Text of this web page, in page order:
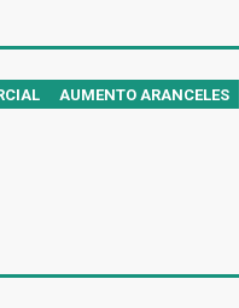
AUMENTO ARANCELES